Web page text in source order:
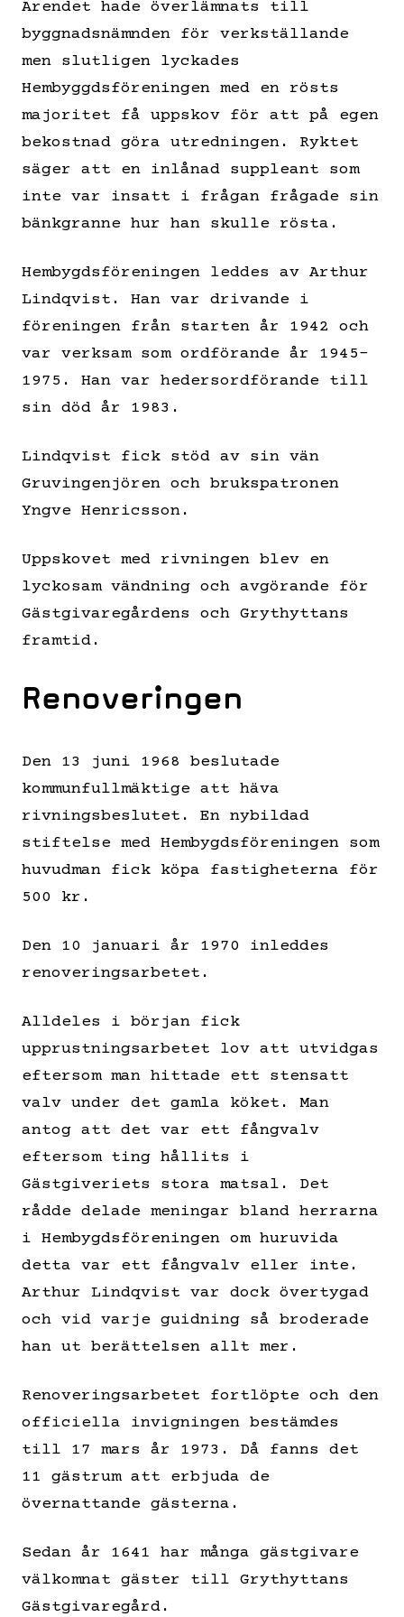
Ärendet hade överlämnats till
byggnadsnämnden för verkställande
men slutligen lyckades
Hembyggdsföreningen med en rösts
majoritet få uppskov för att på egen
bekostnad göra utredningen. Ryktet
säger att en inlånad suppleant som
inte var insatt i frågan frågade sin
bänkgranne hur han skulle rösta.
Hembygdsföreningen leddes av Arthur
Lindqvist. Han var drivande i
föreningen från starten år 1942 och
var verksam som ordförande år 1945-
1975. Han var hedersordförande till
sin död år 1983.
Lindqvist fick stöd av sin vän
Gruvingenjören och brukspatronen
Yngve Henricsson.
Uppskovet med rivningen blev en
lyckosam vändning och avgörande för
Gästgivaregårdens och Grythyttans
framtid.
Renoveringen
Den 13 juni 1968 beslutade
kommunfullmäktige att häva
rivningsbeslutet. En nybildad
stiftelse med Hembygdsföreningen som
huvudman fick köpa fastigheterna för
500 kr.
Den 10 januari år 1970 inleddes
renoveringsarbetet.
Alldeles i början fick
upprustningsarbetet lov att utvidgas
eftersom man hittade ett stensatt
valv under det gamla köket. Man
antog att det var ett fångvalv
eftersom ting hållits i
Gästgiveriets stora matsal. Det
rådde delade meningar bland herrarna
i Hembygdsföreningen om huruvida
detta var ett fångvalv eller inte.
Arthur Lindqvist var dock övertygad
och vid varje guidning så broderade
han ut berättelsen allt mer.
Renoveringsarbetet fortlöpte och den
officiella invigningen bestämdes
till 17 mars år 1973. Då fanns det
11 gästrum att erbjuda de
övernattande gästerna.
Sedan år 1641 har många gästgivare
välkomnat gäster till Grythyttans
Gästgivaregård.